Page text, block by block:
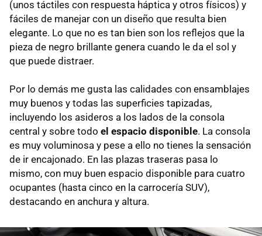
(unos táctiles con respuesta háptica y otros físicos) y
fáciles de manejar con un diseño que resulta bien
elegante. Lo que no es tan bien son los reflejos que la
pieza de negro brillante genera cuando le da el sol y
que puede distraer.
Por lo demás me gusta las calidades con ensamblajes
muy buenos y todas las superficies tapizadas,
incluyendo los asideros a los lados de la consola
central y sobre todo el espacio disponible. La consola
es muy voluminosa y pese a ello no tienes la sensación
de ir encajonado. En las plazas traseras pasa lo
mismo, con muy buen espacio disponible para cuatro
ocupantes (hasta cinco en la carrocería SUV),
destacando en anchura y altura.